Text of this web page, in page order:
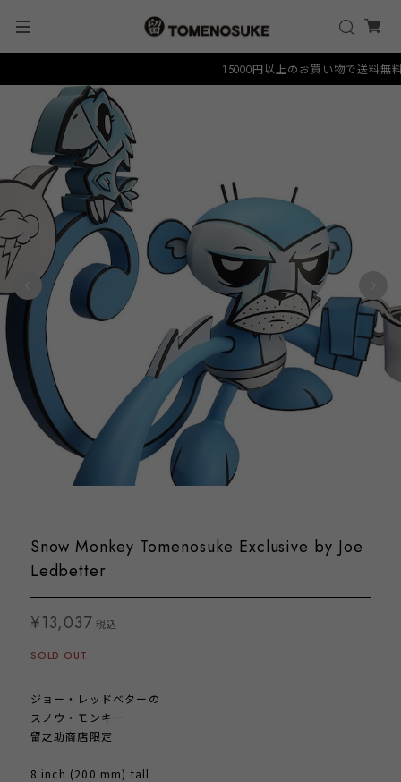
15000円以上のお買い物で送料無料
Snow Monkey Tomenosuke Exclusive by Joe
Ledbetter
¥13,037 税込
SOLD OUT
ジョー・レッドベターの
スノウ・モンキー
留之助商店限定
8 inch (200 mm) tall